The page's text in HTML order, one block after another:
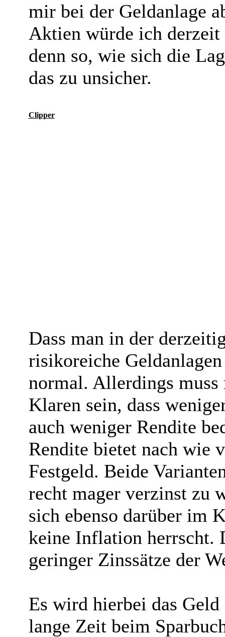
mir bei der Geldanlage
Aktien würde ich
denn so, wie sich die
das zu unsicher.
Clipper
Dass man in der
risikoreiche
normal. Allerdings muss
Klaren sein, dass
auch weniger Rendite
Rendite bietet nach wie
Festgeld. Beide
recht mager verzinst zu
sich ebenso darüber im
keine Inflation herrscht.
geringer Zinssätze der
Es wird hierbei das
lange Zeit beim